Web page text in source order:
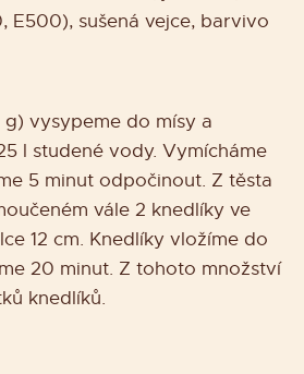
E500), sušená vejce, barvivo
vysypeme do mísy a
l studené vody. Vymícháme
5 minut odpočinout. Z těsta
vále 2 knedlíky ve
12 cm. Knedlíky vložíme do
20 minut. Z tohoto množství
knedlíků.